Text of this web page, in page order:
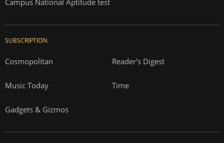
Campus National Aptitude test
SUBSCRIPTION:
Cosmopolitan Reader's Digest
Music Today Time
Gadgets & Gizmos